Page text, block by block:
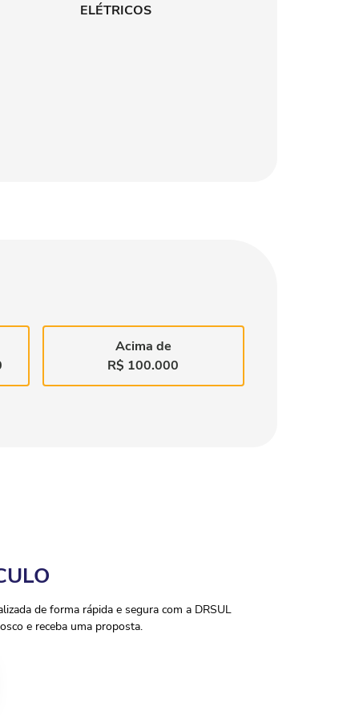
ELÉTRICOS
Acima de
R$ 100.000
de forma rápida e segura com a DRSUL
e receba uma proposta.